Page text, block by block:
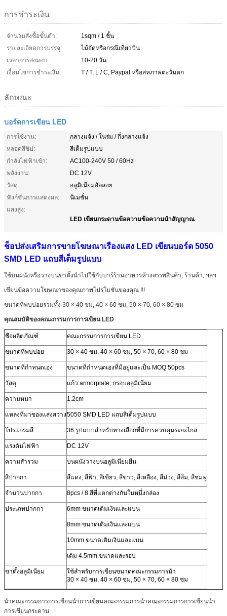
การชำระเงิน
จำนวนสั่งซื้อขั้นต่ำ:
1sqm / 1 ชิ้น
รายละเอียดการบรรจุ:
ไม้อัดหรือกรณีเที่ยวบิน
เวลาการส่งมอบ:
10-20 วัน
เงื่อนไขการชำระเงิน:
T / T, L / C, Paypal หรือสหภาพตะวันตก
ลักษณะ
บอร์ดการเขียน LED
การใช้งาน:
กลางแจ้ง / ในร่ม / กึ่งกลางแจ้ง
หลอดสีชิป:
สีเต็มรูปแบบ
กำลังไฟฟ้าเข้า:
AC100-240V 50 / 60Hz
พลังงาน:
DC 12V
วัสดุ:
อลูมิเนียมอัลลอย
ฟังก์ชันการแสดงผล:
นิเมชั่น
แสงสูง:
LED เขียนกระดานข้อความข้อความนำสัญญาณ
ช็อปส่งเสริมการขายโฆษณาเรืองแสง LED เขียนบอร์ด 5050
SMD LED แถบสีเต็มรูปแบบ
ใช้บนผนังหรือวางบนขาตั้งนำไปใช้กับบาร์ร้านอาหารห้างสรรพสินค้า, ร้านค้า, ฯลฯ
เขียนข้อความโฆษณาของคุณภาพโปรโมชั่นของคุณ !!!
ขนาดที่พบบ่อยรวมทั้ง 30 × 40 ซม, 40 × 60 ซม, 50 × 70, 60 × 80 ซม
คุณสมบัติของคณะกรรมการการเขียน LED
ชื่อผลิตภัณฑ์ คณะกรรมการการเขียน LED
ขนาดที่พบบ่อย 30 × 40 ซม, 40 × 60 ซม, 50 × 70, 60 × 80 ซม
ขนาดที่กำหนดเอง ขนาดที่กำหนดเองที่มีอยู่และเป็น MOQ 50pcs
วัสดุ แก้ว armorplate, กรอบอลูมิเนียม
ความหนา 1.2cm
แหล่งที่มาของแสงสว่าง5050 SMD LED แถบสีเต็มรูปแบบ
โปรแกรมสี 36 รูปแบบสำหรับทางเลือกที่มีการควบคุมระยะไกล
แรงดันไฟฟ้า DC 12V
ความสำรวม บนผนังวางบนอลูมิเนียมยืน
สีปากกา สีแดง, สีฟ้า, สีเขียว, สีขาว, สีเหลือง, สีม่วง, สีส้ม, สีชมพู
จำนวนปากกา 8pcs / 8 สีที่แตกต่างกันในหนึ่งกล่อง
ประเภทปากกา 6mm ขนาดเติมเงินและแบน
8mm ขนาดเติมเงินและแบน
10mm ขนาดเติมเงินและแบน
เติม 4.5mm ขนาดและรอบ
ขาตั้งอลูมิเนียม
ใช้สำหรับการเขียนขนาดคณะกรรมการนำ
30 × 40 ซม, 40 × 60 ซม, 50 × 70, 60 × 80 ซม
นำคณะกรรมการการเขียนนำการเขียนคณะกรรมการนำคณะกรรมการการเขียนนำ
การเขียนกระดาน